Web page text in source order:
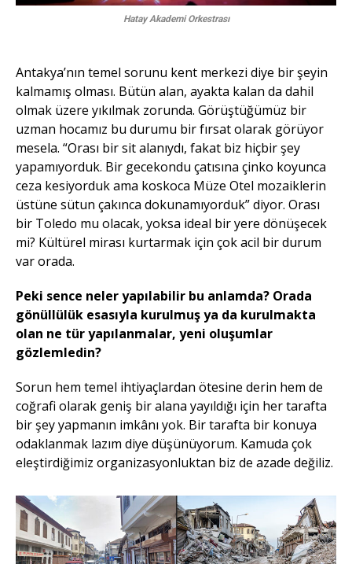
Hatay Akademi Orkestrası
Antakya’nın temel sorunu kent merkezi diye bir şeyin
kalmamış olması. Bütün alan, ayakta kalan da dahil
olmak üzere yıkılmak zorunda. Görüştüğümüz bir
uzman hocamız bu durumu bir fırsat olarak görüyor
mesela. “Orası bir sit alanıydı, fakat biz hiçbir şey
yapamıyorduk. Bir gecekondu çatısına çinko koyunca
ceza kesiyorduk ama koskoca Müze Otel mozaiklerin
üstüne sütun çakınca dokunamıyorduk” diyor. Orası
bir Toledo mu olacak, yoksa ideal bir yere dönüşecek
mi? Kültürel mirası kurtarmak için çok acil bir durum
var orada.
Peki sence neler yapılabilir bu anlamda? Orada
gönüllülük esasıyla kurulmuş ya da kurulmakta
olan ne tür yapılanmalar, yeni oluşumlar
gözlemledin?
Sorun hem temel ihtiyaçlardan ötesine derin hem de
coğrafi olarak geniş bir alana yayıldığı için her tarafta
bir şey yapmanın imkânı yok. Bir tarafta bir konuya
odaklanmak lazım diye düşünüyorum. Kamuda çok
eleştirdiğimiz organizasyonluktan biz de azade değiliz.